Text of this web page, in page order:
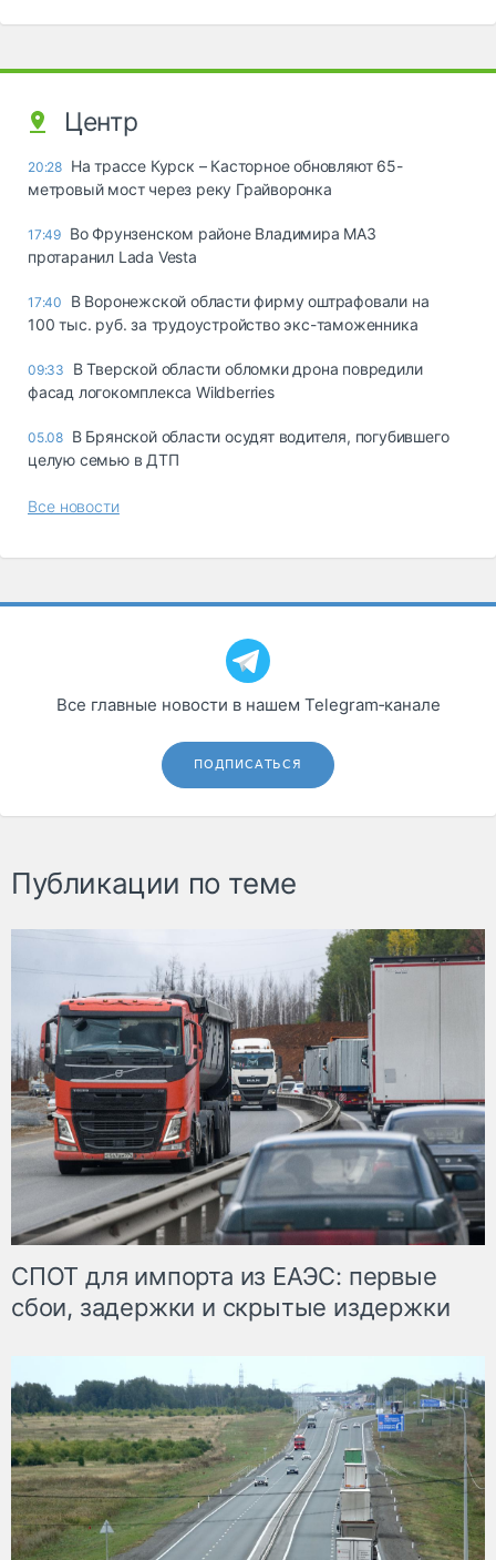
Центр
20:28 На трассе Курск – Касторное обновляют 65-
метровый мост через реку Грайворонка
17:49 Во Фрунзенском районе Владимира МАЗ
протаранил Lada Vesta
17:40
В Воронежской области фирму оштрафовали на
100 тыс. руб. за трудоустройство экс-таможенника
09:33
В Тверской области обломки дрона повредили
фасад логокомплекса Wildberries
05.08 В Брянской области осудят водителя, погубившего
целую семью в ДТП
Все новости
Все главные новости в нашем Telegram‑канале
ПОДПИСАТЬСЯ
Публикации по теме
СПОТ для импорта из ЕАЭС: первые
сбои, задержки и скрытые издержки